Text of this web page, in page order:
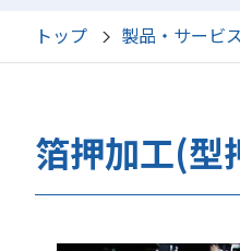
トップ 製品・サービ
箔押加工(型